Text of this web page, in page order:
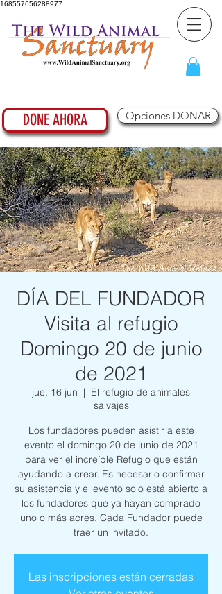
168557656288977
DONE AHORA Opciones DONAR
DÍA DEL FUNDADOR
Visita al refugio
Domingo 20 de junio
de 2021
jue, 16 jun
  |
El refugio de animales
salvajes
Los fundadores pueden asistir a este
evento el domingo 20 de junio de 2021
para ver el increíble Refugio que están
ayudando a crear. Es necesario confirmar
su asistencia y el evento solo está abierto a
los fundadores que ya hayan comprado
uno o más acres. Cada Fundador puede
traer un invitado.
Las inscripciones están cerradas